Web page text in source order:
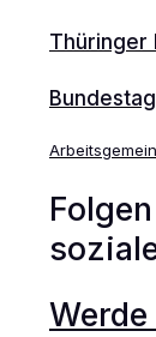
Thüringer
Bundestag